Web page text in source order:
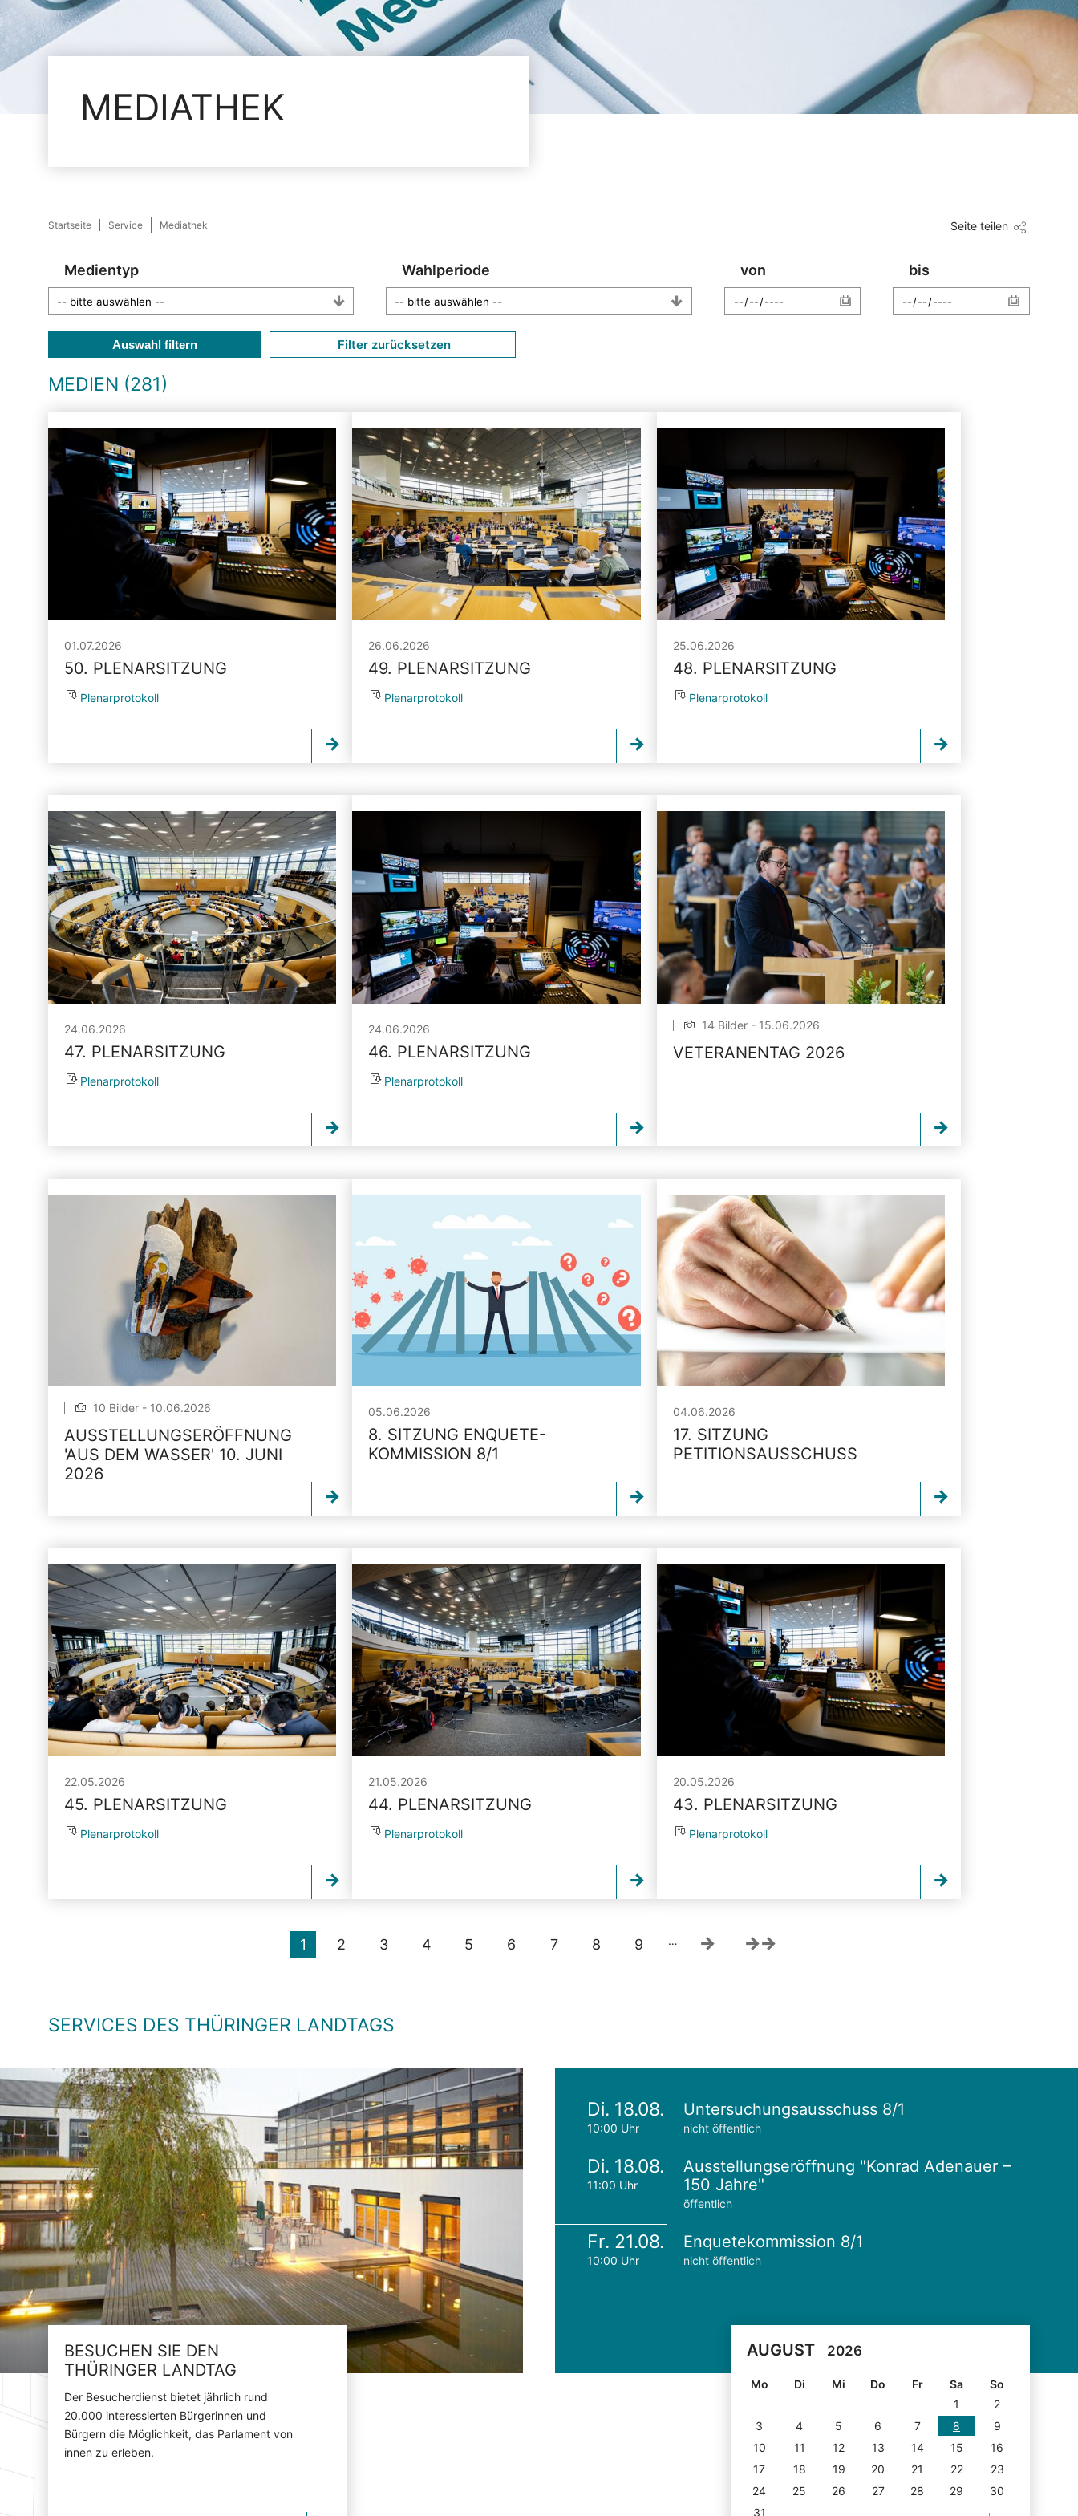
MEDIATHEK
Startseite Service Mediathek Seite teilen
Medientyp Wahlperiode von bis
Auswahl filtern Filter zurücksetzen
MEDIEN (281)
01.07.2026
50. PLENARSITZUNG
Plenarprotokoll
26.06.2026
49. PLENARSITZUNG
Plenarprotokoll
25.06.2026
48. PLENARSITZUNG
Plenarprotokoll
24.06.2026
47. PLENARSITZUNG
Plenarprotokoll
24.06.2026
46. PLENARSITZUNG
Plenarprotokoll
14 Bilder - 15.06.2026
VETERANENTAG 2026
10 Bilder - 10.06.2026
AUSSTELLUNGSERÖFFNUNG
'AUS DEM WASSER' 10. JUNI
2026
05.06.2026
8. SITZUNG ENQUETE-
KOMMISSION 8/1
04.06.2026
17. SITZUNG
PETITIONSAUSSCHUSS
22.05.2026
45. PLENARSITZUNG
Plenarprotokoll
21.05.2026
44. PLENARSITZUNG
Plenarprotokoll
20.05.2026
43. PLENARSITZUNG
Plenarprotokoll
1 2 3 4 5 6 7 8 9 …
SERVICES DES THÜRINGER LANDTAGS
BESUCHEN SIE DEN
THÜRINGER LANDTAG
Der Besucherdienst bietet jährlich rund
20.000 interessierten Bürgerinnen und
Bürgern die Möglichkeit, das Parlament von
innen zu erleben.
Di. 18.08.
10:00 Uhr
Untersuchungsausschuss 8/1
nicht öffentlich
Di. 18.08.
11:00 Uhr
Ausstellungseröffnung "Konrad Adenauer –
150 Jahre"
öffentlich
Fr. 21.08.
10:00 Uhr
Enquetekommission 8/1
nicht öffentlich
AUGUST 2026
Mo Di Mi Do Fr Sa
So
1
2
3
4 5 6 7 8
9
10
11 12 13 14 15
16
17
18 19 20 21 22
23
24
25 26 27 28 29
30
31